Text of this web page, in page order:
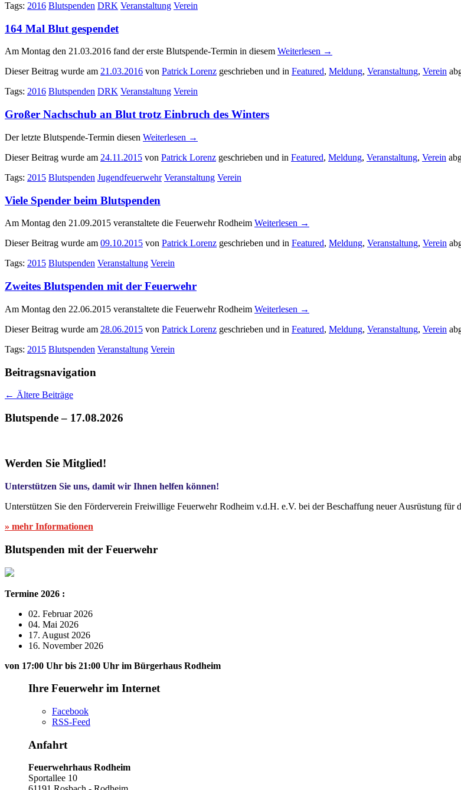
Tags: 2016 Blutspenden DRK Veranstaltung Verein
164 Mal Blut gespendet
Am Montag den 21.03.2016 fand der erste Blutspende-Termin in diesem Weiterlesen →
Dieser Beitrag wurde am 21.03.2016 von Patrick Lorenz geschrieben und in Featured, Meldung, Veranstaltung, Verein
Tags: 2016 Blutspenden DRK Veranstaltung Verein
Großer Nachschub an Blut trotz Einbruch des Winters
Der letzte Blutspende-Termin diesen Weiterlesen →
Dieser Beitrag wurde am 24.11.2015 von Patrick Lorenz geschrieben und in Featured, Meldung, Veranstaltung, Verein
Tags: 2015 Blutspenden Jugendfeuerwehr Veranstaltung Verein
Viele Spender beim Blutspenden
Am Montag den 21.09.2015 veranstaltete die Feuerwehr Rodheim Weiterlesen →
Dieser Beitrag wurde am 09.10.2015 von Patrick Lorenz geschrieben und in Featured, Meldung, Veranstaltung, Verein
Tags: 2015 Blutspenden Veranstaltung Verein
Zweites Blutspenden mit der Feuerwehr
Am Montag den 22.06.2015 veranstaltete die Feuerwehr Rodheim Weiterlesen →
Dieser Beitrag wurde am 28.06.2015 von Patrick Lorenz geschrieben und in Featured, Meldung, Veranstaltung, Verein
Tags: 2015 Blutspenden Veranstaltung Verein
Beitragsnavigation
← Ältere Beiträge
Blutspende – 17.08.2026
Werden Sie Mitglied!
Unterstützen Sie uns, damit wir Ihnen helfen können!
Unterstützen Sie den Förderverein Freiwillige Feuerwehr Rodheim v.d.H. e.V. bei der Beschaffung neuer Ausrüstung für
» mehr Informationen
Blutspenden mit der Feuerwehr
Termine 2026 :
02. Februar 2026
04. Mai 2026
17. August 2026
16. November 2026
von 17:00 Uhr bis 21:00 Uhr im Bürgerhaus Rodheim
Ihre Feuerwehr im Internet
Facebook
RSS-Feed
Anfahrt
Feuerwehrhaus Rodheim
Sportallee 10